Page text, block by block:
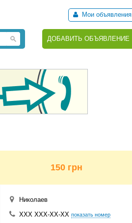
Мои объявления
ДОБАВИТЬ ОБЪЯВЛЕНИЕ
150 грн
Николаев
ХХХ ХХХ-ХХ-ХХ показать номер